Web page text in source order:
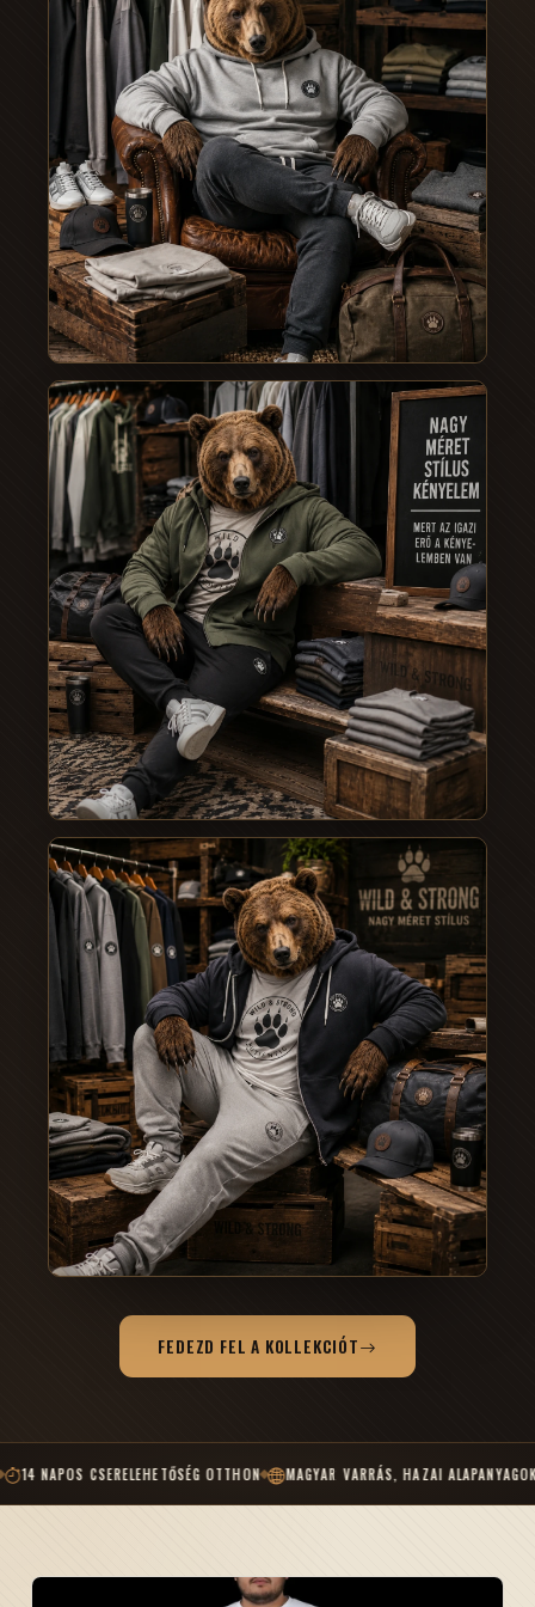
FEDEZD FEL A KOLLEKCIÓT
OTTHON MAGYAR VARRÁS, HAZAI ALAPANYAGOK